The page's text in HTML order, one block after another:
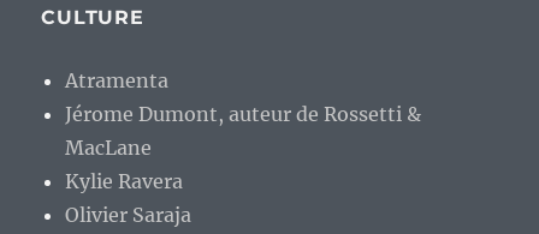
CULTURE
Atramenta
Jérome Dumont, auteur de Rossetti &
MacLane
Kylie Ravera
Olivier Saraja